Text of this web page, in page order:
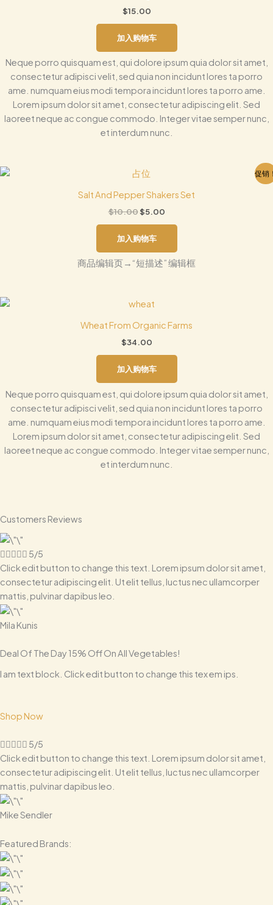
$15.00
加入购物车
Neque porro quisquam est, qui dolore ipsum quia dolor sit amet,
consectetur adipisci velit, sed quia non incidunt lores ta porro
ame. numquam eius modi tempora incidunt lores ta porro ame.
Lorem ipsum dolor sit amet, consectetur adipiscing elit. Sed
laoreet neque ac congue commodo. Integer vitae semper nunc,
et interdum nunc.
促销
Salt And Pepper Shakers Set
$10.00
原
价
为：
$5.00
价
为：
$5.00。
加入购物车
商品编辑页→“短描述” 编辑框
Wheat From Organic Farms
$34.00
加入购物车
Neque porro quisquam est, qui dolore ipsum quia dolor sit amet,
consectetur adipisci velit, sed quia non incidunt lores ta porro
ame. numquam eius modi tempora incidunt lores ta porro ame.
Lorem ipsum dolor sit amet, consectetur adipiscing elit. Sed
laoreet neque ac congue commodo. Integer vitae semper nunc,
et interdum nunc.
Customers Reviews
 5/5
Click edit button to change this text. Lorem ipsum dolor sit amet,
consectetur adipiscing elit. Ut elit tellus, luctus nec ullamcorper
mattis, pulvinar dapibus leo.
Mila Kunis
Deal Of The Day 15% Off On All Vegetables!
I am text block. Click edit button to change this tex em ips.
Shop Now
 5/5
Click edit button to change this text. Lorem ipsum dolor sit amet,
consectetur adipiscing elit. Ut elit tellus, luctus nec ullamcorper
mattis, pulvinar dapibus leo.
Mike Sendler
Featured Brands: